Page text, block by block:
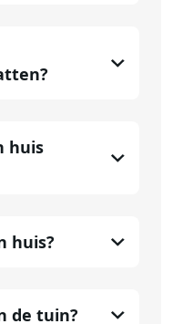
huis
huis?
de tuin?